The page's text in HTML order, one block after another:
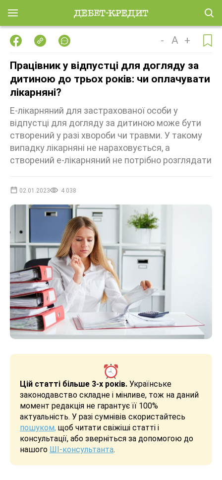
- A +
Працівник у відпустці для догляду за
дитиною до трьох років: чи оплачувати
лікарняні?
Е-лікарняний для застрахованої особи у
відпустці для догляду за дитиною може бути
створений у разі хвороби чи травми. У такому
випадку лікарняні не нараховується, а
створений е-лікарняний не потрібно розглядати
02.01.2023 4 038
Цій статті більше 3-х років. Українське
законодавство складне і мінливе, тож на даний
момент редакція не гарантує її 100%
актуальність. У разі сумнівів скористайтесь
пошуком, щоб читати свіжіші статті і
консультації, або зверніться за допомогою до
нашого ШІ-консультанта.